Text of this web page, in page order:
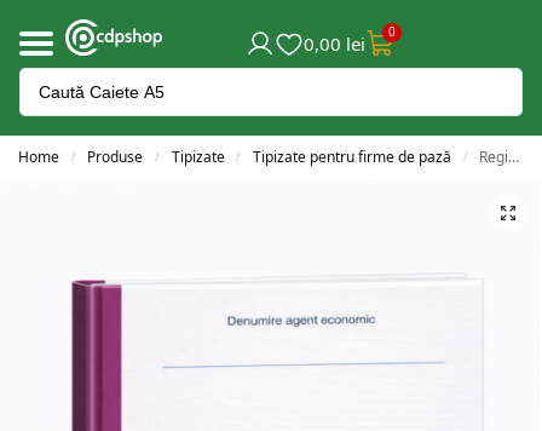
0,00 lei 0
Home / Produse / Tipizate / Tipizate pentru firme de pază / Registrul de control la obiectiv